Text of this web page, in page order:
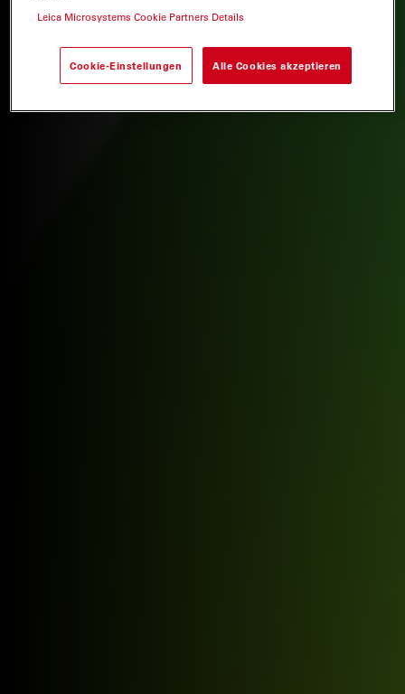
Leica Microsystems Cookie Partners Details
Cookie-Einstellungen Alle Cookies akzeptieren